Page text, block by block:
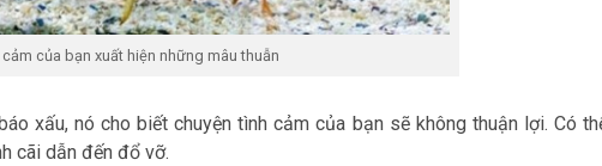
của bạn xuất hiện những mâu thuẫn
xấu, nó cho biết chuyện tình cảm của bạn sẽ không thuận lợi. Có
cãi dẫn đến đổ vỡ.